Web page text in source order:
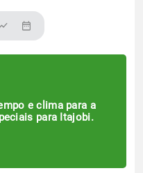
e clima para a
para Itajobi.